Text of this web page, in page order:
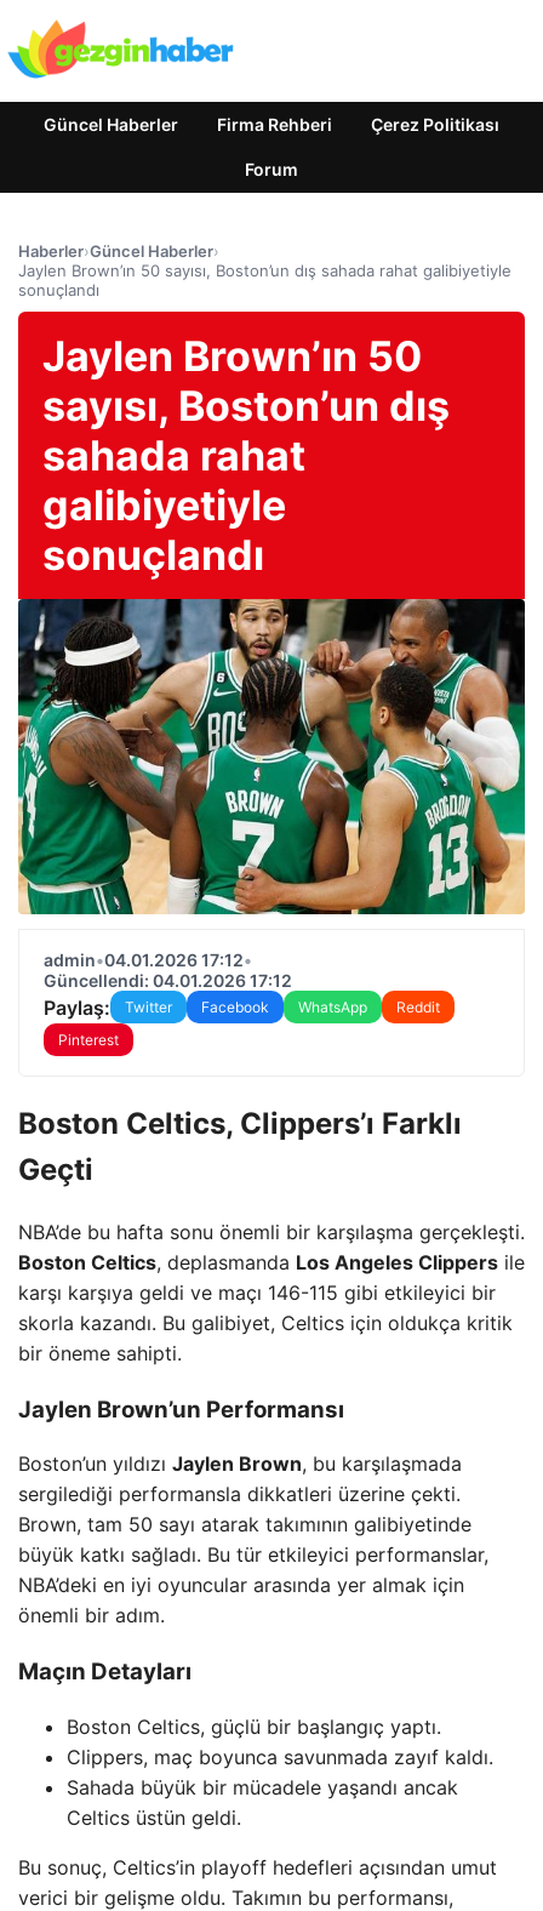
Güncel Haberler Firma Rehberi Çerez Politikası
Forum
Haberler›Güncel Haberler›
Jaylen Brown’ın 50 sayısı, Boston’un dış sahada rahat galibiyetiyle
sonuçlandı
Jaylen Brown’ın 50
sayısı, Boston’un dış
sahada rahat
galibiyetiyle
sonuçlandı
admin•04.01.2026 17:12•
Güncellendi: 04.01.2026 17:12
Paylaş: Twitter Facebook WhatsApp
Reddit
Pinterest
Boston Celtics, Clippers’ı Farklı
Geçti
NBA’de bu hafta sonu önemli bir karşılaşma gerçekleşti.
Boston Celtics, deplasmanda Los Angeles Clippers ile
karşı karşıya geldi ve maçı 146-115 gibi etkileyici bir
skorla kazandı. Bu galibiyet, Celtics için oldukça kritik
bir öneme sahipti.
Jaylen Brown’un Performansı
Boston’un yıldızı Jaylen Brown, bu karşılaşmada
sergilediği performansla dikkatleri üzerine çekti.
Brown, tam 50 sayı atarak takımının galibiyetinde
büyük katkı sağladı. Bu tür etkileyici performanslar,
NBA’deki en iyi oyuncular arasında yer almak için
önemli bir adım.
Maçın Detayları
Boston Celtics, güçlü bir başlangıç yaptı.
Clippers, maç boyunca savunmada zayıf kaldı.
Sahada büyük bir mücadele yaşandı ancak
Celtics üstün geldi.
Bu sonuç, Celtics’in playoff hedefleri açısından umut
verici bir gelişme oldu. Takımın bu performansı,